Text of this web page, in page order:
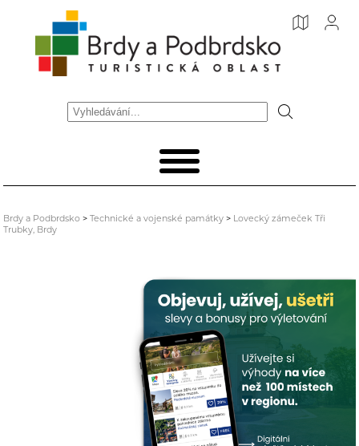
Brdy a Podbrdsko >Technické a vojenské památky > Lovecký zámeček Tři
Trubky, Brdy